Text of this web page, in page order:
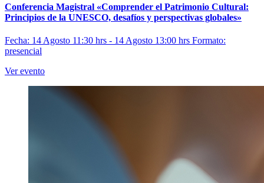
Conferencia Magistral «Comprender el Patrimonio Cultural:
Principios de la UNESCO, desafíos y perspectivas globales»
Fecha: 14 Agosto 11:30 hrs - 14 Agosto 13:00 hrs Formato:
presencial
Ver evento